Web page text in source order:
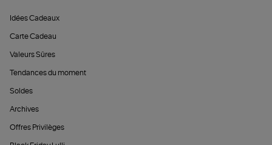
Idées Cadeaux
Carte Cadeau
Valeurs Sûres
Tendances du moment
Soldes
Archives
Offres Privilèges